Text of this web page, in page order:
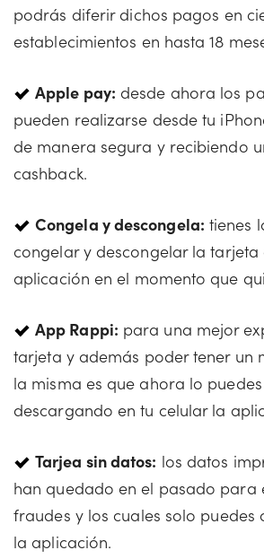
podrás diferir dichos pagos en
establecimientos en hasta 18
Apple pay: desde ahora los
pueden realizarse desde tu
de manera segura y recibiendo
cashback.
Congela y descongela: tienes
congelar y descongelar la tarjeta
aplicación en el momento que
App Rappi: para una mejor
tarjeta y además poder tener un
la misma es que ahora lo
descargando en tu celular la
Tarjea sin datos: los datos
han quedado en el pasado para
fraudes y los cuales solo puedes
la aplicación.